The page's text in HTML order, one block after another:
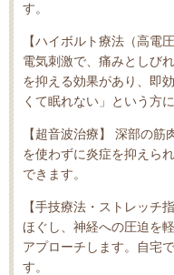
す。
【ハイボルト療法（高電
電気刺激で、痛みとしび
を抑える効果があり、即
くて眠れない」という方
【超音波治療】 深部の
を使わずに炎症を抑えら
できます。
【手技療法・ストレッチ
ほぐし、神経への圧迫を
アプローチします。自宅
す。